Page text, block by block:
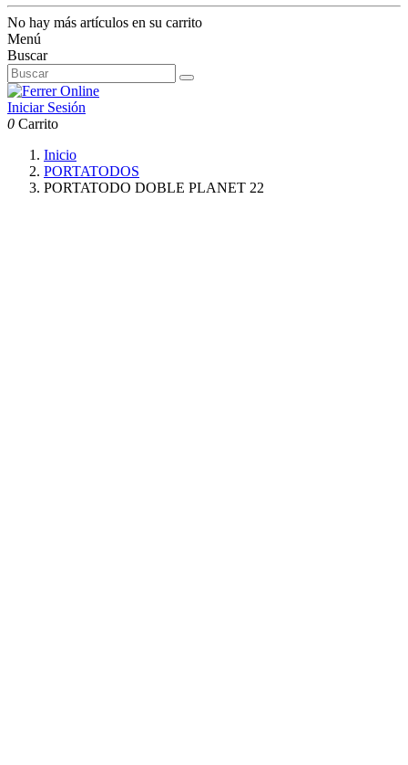
No hay más artículos en su carrito
Menú
Buscar
Iniciar Sesión
0 Carrito
Inicio
PORTATODOS
PORTATODO DOBLE PLANET 22